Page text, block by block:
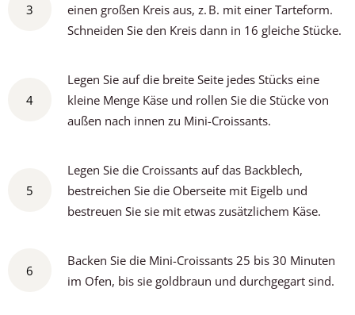
3
einen großen Kreis aus, z. B. mit einer Tarteform.
Schneiden Sie den Kreis dann in 16 gleiche Stücke.
4
Legen Sie auf die breite Seite jedes Stücks eine
kleine Menge Käse und rollen Sie die Stücke von
außen nach innen zu Mini-Croissants.
5
Legen Sie die Croissants auf das Backblech,
bestreichen Sie die Oberseite mit Eigelb und
bestreuen Sie sie mit etwas zusätzlichem Käse.
6
Backen Sie die Mini-Croissants 25 bis 30 Minuten
im Ofen, bis sie goldbraun und durchgegart sind.